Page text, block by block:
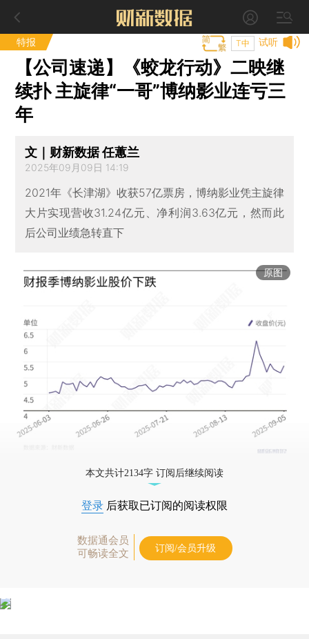
特报 试听
T中
【公司速递】《蛟龙行动》二映继
续扑 主旋律“一哥”博纳影业连亏三
年
文｜财新数据 任蕙兰
2025年09月09日 14:19
2021年《长津湖》收获57亿票房，博纳影业凭主旋律
大片实现营收31.24亿元、净利润3.63亿元，然而此
后公司业绩急转直下
原图
本文共计2134字 订阅后继续阅读
登录 后获取已订阅的阅读权限
数据通会员
可畅读全文
订阅/会员升级